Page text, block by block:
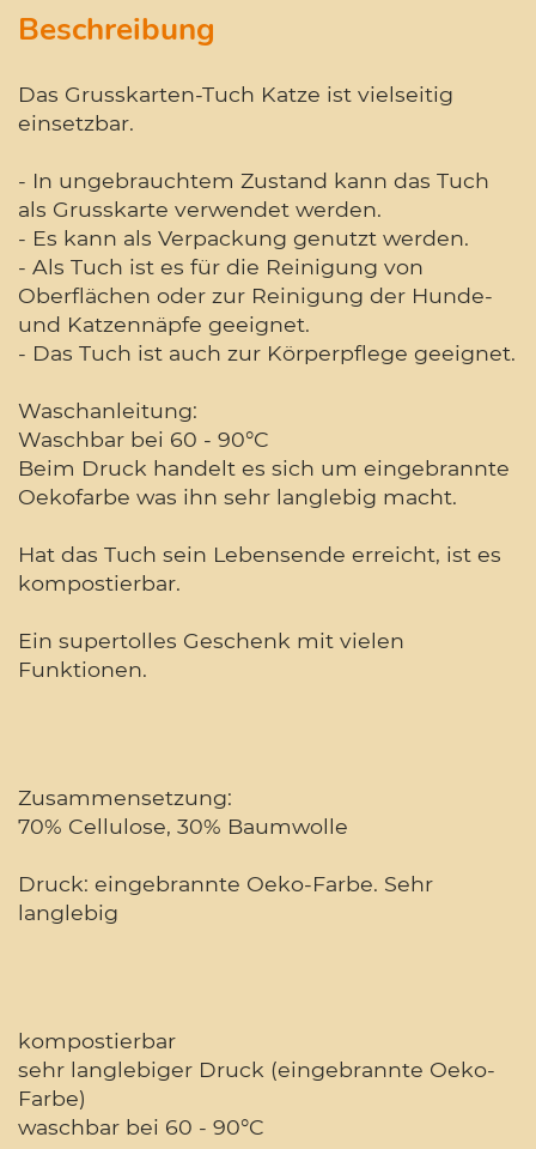
Beschreibung
Das Grusskarten-Tuch Katze ist vielseitig
einsetzbar.
- In ungebrauchtem Zustand kann das Tuch
als Grusskarte verwendet werden.
- Es kann als Verpackung genutzt werden.
- Als Tuch ist es für die Reinigung von
Oberflächen oder zur Reinigung der Hunde-
und Katzennäpfe geeignet.
- Das Tuch ist auch zur Körperpflege geeignet.
Waschanleitung:
Waschbar bei 60 - 90°C
Beim Druck handelt es sich um eingebrannte
Oekofarbe was ihn sehr langlebig macht.
Hat das Tuch sein Lebensende erreicht, ist es
kompostierbar.
Ein supertolles Geschenk mit vielen
Funktionen.
Zusammensetzung:
70% Cellulose, 30% Baumwolle
Druck: eingebrannte Oeko-Farbe. Sehr
langlebig
kompostierbar
sehr langlebiger Druck (eingebrannte Oeko-
Farbe)
waschbar bei 60 - 90°C